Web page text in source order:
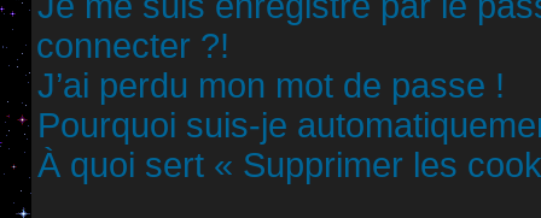
connecter ?!
J’ai perdu mon mot de passe !
Pourquoi suis-je
À quoi sert « Supprimer les